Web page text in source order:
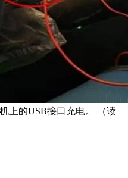
上的USB接口充电。 （读